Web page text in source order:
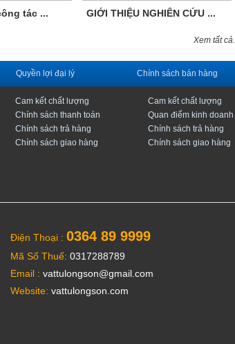
tác ... GIỚI THIỆU NGHIÊN CỨU ...
Xem tất cả.
Quyền lợi đại lý Chính sách bán hàng
Cam kết chất lượng
Chính sách thanh toán
Chính sách trả hàng
Chính sách giao hàng
Cam kết chất lượng
Quan điểm kinh doanh
Chính sách trả hàng
Chính sách giao hàng
Điện Thoại : 0364 89 9999
Mã Số Thuế: 0317288789
Email : vattulongson@gmail.com
Website: vattulongson.com